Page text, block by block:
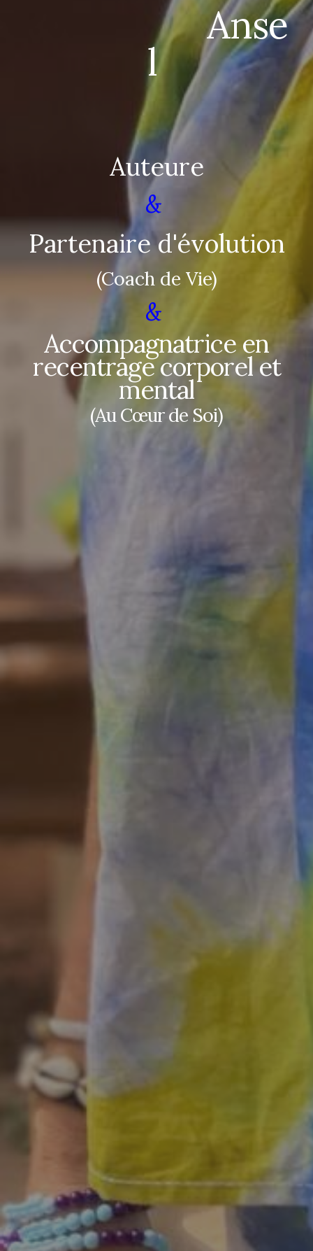
Anse
l
Auteure
&
Partenaire d'évolution
(Coach de Vie)
&
Accompagnatrice en
recentrage corporel et
mental
(Au Cœur de Soi)